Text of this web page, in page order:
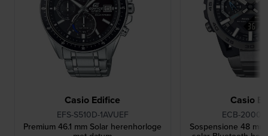
Casio Edifice
EFS-S510D-1AVUEF
Premium 46.1 mm Solar herenhorloge
Casio
ECB-
Sospensione 48